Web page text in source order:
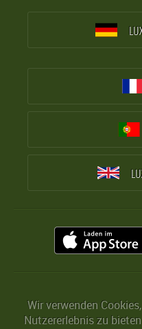
Wir verwenden
Nutzererlebnis zu